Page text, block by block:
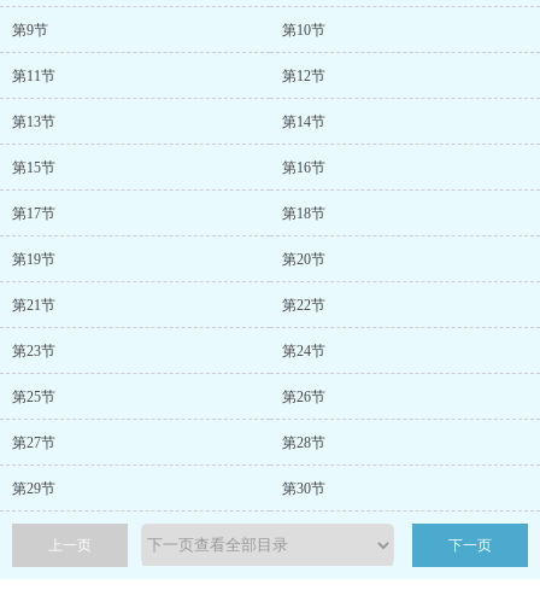
第9节 第10节
第11节 第12节
第13节 第14节
第15节 第16节
第17节 第18节
第19节 第20节
第21节 第22节
第23节 第24节
第25节 第26节
第27节 第28节
第29节 第30节
上一页 下一页